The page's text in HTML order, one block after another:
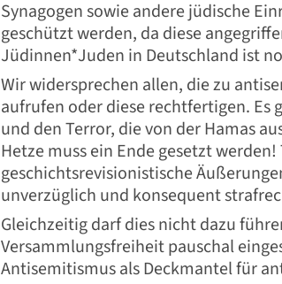
Synagogen sowie andere jüdische
geschützt werden, da diese
Jüdinnen*Juden in Deutschland ist
Wir widersprechen allen, die zu
aufrufen oder diese rechtfertigen.
und den Terror, die von der Hamas
Hetze muss ein Ende gesetzt
geschichtsrevisionistische
unverzüglich und konsequent
Gleichzeitig darf dies nicht dazu
Versammlungsfreiheit pauschal
Antisemitismus als Deckmantel für